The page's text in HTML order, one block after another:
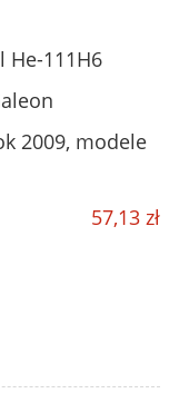
He-111H6
2009, modele
57,13 zł